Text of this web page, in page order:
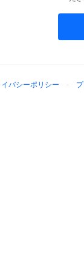
バシーポリシー